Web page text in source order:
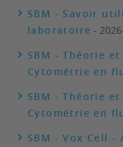
SBM - Savoir
laboratoire -
SBM - Théorie
Cytométrie en
SBM - Théorie
Cytométrie en
SBM - Vox Cell